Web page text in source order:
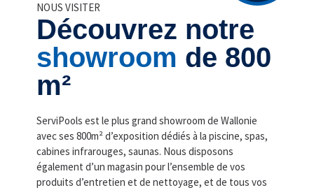
NOUS VISITER
Découvrez notre
showroom de 800
m²
ServiPools est le plus grand showroom de Wallonie
avec ses 800m² d’exposition dédiés à la piscine, spas,
cabines infrarouges, saunas. Nous disposons
également d’un magasin pour l’ensemble de vos
produits d’entretien et de nettoyage, et de tous vos